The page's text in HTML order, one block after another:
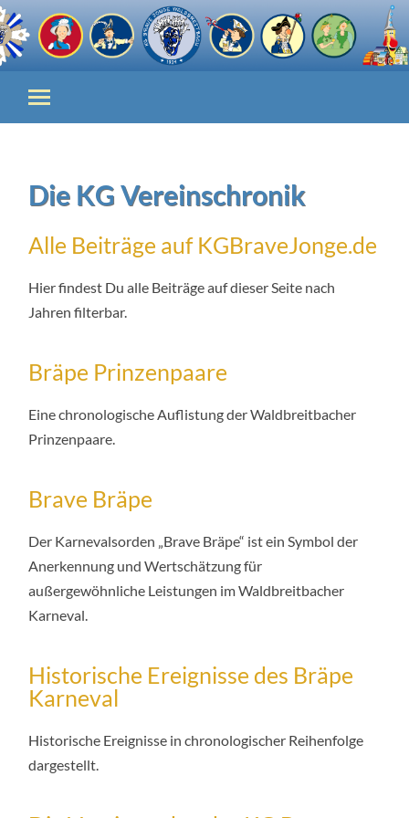
Die KG Vereinschronik
Alle Beiträge auf KGBraveJonge.de
Hier findest Du alle Beiträge auf dieser Seite nach
Jahren filterbar.
Bräpe Prinzenpaare
Eine chronologische Auflistung der Waldbreitbacher
Prinzenpaare.
Brave Bräpe
Der Karnevalsorden „Brave Bräpe“ ist ein Symbol der
Anerkennung und Wertschätzung für
außergewöhnliche Leistungen im Waldbreitbacher
Karneval.
Historische Ereignisse des Bräpe
Karneval
Historische Ereignisse in chronologischer Reihenfolge
dargestellt.